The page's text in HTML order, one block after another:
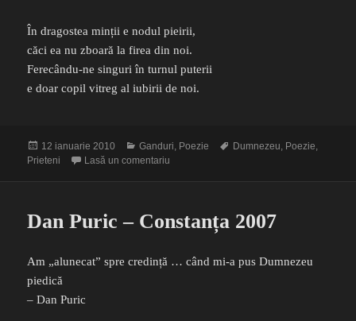
În dragostea minții e nodul pieirii,
căci ea nu zboară la firea din noi.
Ferecându-ne singuri în turnul puterii
e doar copil vitreg al iubirii de noi.
Publicat
pe
12 ianuarie 2010 Categorii
Ganduri, Poezie Etichete
Dumnezeu, Poezie,
Prieteni
Lasă un comentariu
Dan Puric – Constanța 2007
Am „alunecat” spre credință … când mi-a pus Dumnezeu
piedică
– Dan Puric